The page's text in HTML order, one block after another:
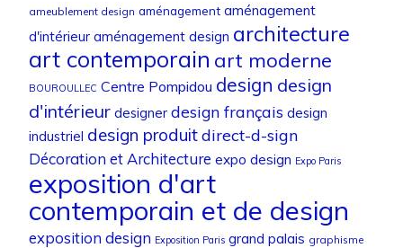
ameublement design aménagement aménagement
d'intérieur aménagement design architecture
art contemporain art moderne
BOUROULLEC Centre Pompidou design design
d'intérieur designer design français design
industriel design produitdirect-d-sign
Décoration et Architecture expo design Expo Paris
exposition d'art
contemporain et de design
exposition design Exposition Paris grand palais graphisme